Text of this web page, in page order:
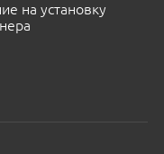
на установку